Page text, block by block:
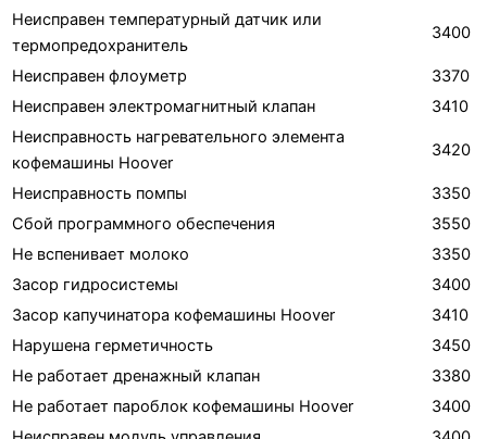
Неисправен температурный датчик или
термопредохранитель
3400
Неисправен флоуметр
3370
Неисправен электромагнитный клапан
3410
Неисправность нагревательного элемента
кофемашины Hoover
3420
Неисправность помпы
3350
Сбой программного обеспечения
3550
Не вспенивает молоко
3350
Засор гидросистемы
3400
Засор капучинатора кофемашины Hoover
3410
Нарушена герметичность
3450
Не работает дренажный клапан
3380
Не работает пароблок кофемашины Hoover
3400